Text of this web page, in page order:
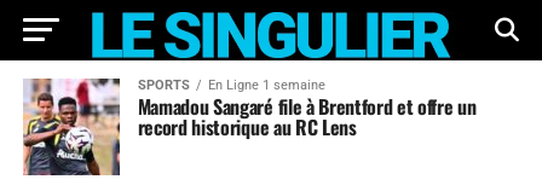
SPORTS En Ligne 1 semaine
Mamadou Sangaré file à Brentford et offre un
record historique au RC Lens